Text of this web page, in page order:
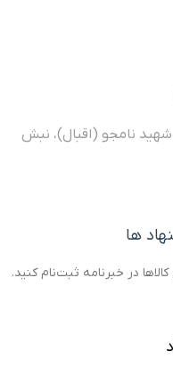
شهید نامجو (اقبال)، نبش
ها
در خبرنامه ثبت‌نام کنید.